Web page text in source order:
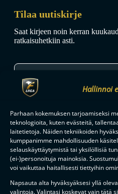
Hallinnoi
Parhaan kokemuksen tarjoamiseksi
teknologioita, kuten evästeitä,
laitetietoja. Näiden tekniikoiden
kumppanimme mahdollisuuden
selauskäyttäytymistä tai yksilöllisiä
(ei-)personoituja mainoksia.
voi vaikuttaa haitallisesti tiettyihin
Napsauta alta hyväksyäksesi yllä
valintoja. Valintasi koskevat vain tätä
Tilaa uutiskirje
Saat kirjeen noin kerran
ratkaisuhetkiin asti.
TILAA
F-LIIGAN